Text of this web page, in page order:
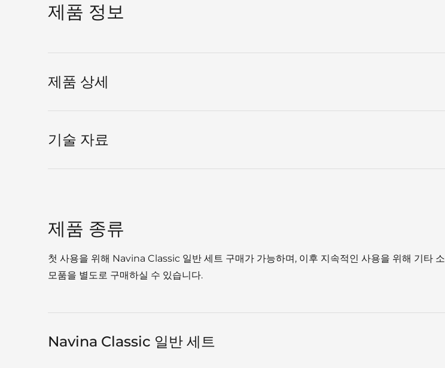
제품 정보
제품 상세
기술 자료
제품 종류
첫 사용을 위해 Navina Classic 일반 세트 구매가 가능하며, 이후 지속적인 사용을 위해 기타 소
모품을 별도로 구매하실 수 있습니다.
Navina Classic 일반 세트